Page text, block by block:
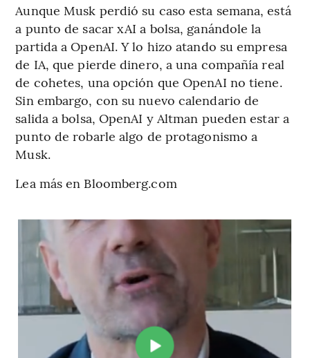
Aunque Musk perdió su caso esta semana, está
a punto de sacar xAI a bolsa, ganándole la
partida a OpenAI. Y lo hizo atando su empresa
de IA, que pierde dinero, a una compañía real
de cohetes, una opción que OpenAI no tiene.
Sin embargo, con su nuevo calendario de
salida a bolsa, OpenAI y Altman pueden estar a
punto de robarle algo de protagonismo a
Musk.
Lea más en Bloomberg.com